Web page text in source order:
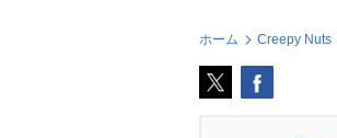
ホーム Creepy Nuts